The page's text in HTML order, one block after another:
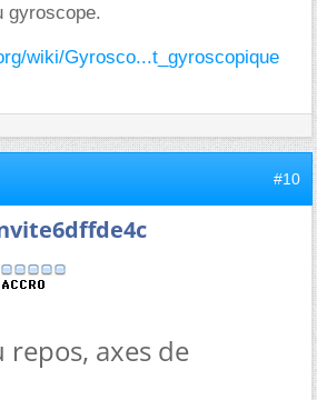
gyroscope.
wiki/Gyrosco...t_gyroscopique
#10
repos, axes de